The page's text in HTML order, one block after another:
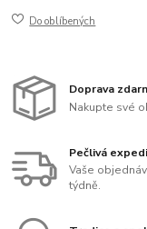
Do oblíbených
Doprava
Nakupte své
Pečlivá
Vaše
týdně.